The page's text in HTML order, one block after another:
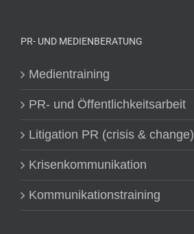
PR- UND MEDIENBERATUNG
Medientraining
PR- und Öffentlichkeitsarbeit
Litigation PR (crisis & change)
Krisenkommunikation
Kommunikationstraining